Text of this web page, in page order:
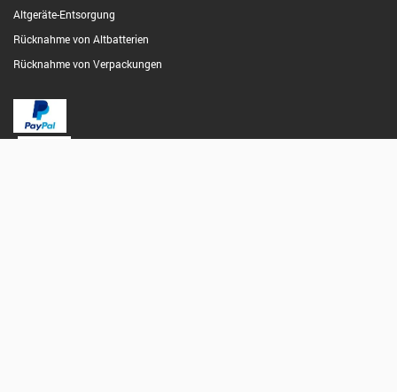
Altgeräte-Entsorgung
Rücknahme von Altbatterien
Rücknahme von Verpackungen